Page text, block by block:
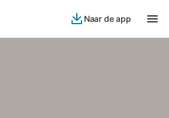
Naar de app